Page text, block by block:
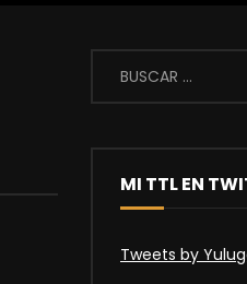
MI TTL EN
Tweets by